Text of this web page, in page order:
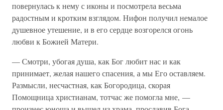
повернулась к нему с иконы и посмотрела весьма
радостным и кротким взглядом. Нифон получил немалое
душевное утешение, и в его сердце возгорелся огонь
любви к Божией Матери.
— Смотри, убогая душа, как Бог любит нас и как
принимает, желая нашего спасения, а мы Его оставляем.
Размысли, несчастная, как Богородица, скорая
Помощница христианам, тотчас же помогла мне, —